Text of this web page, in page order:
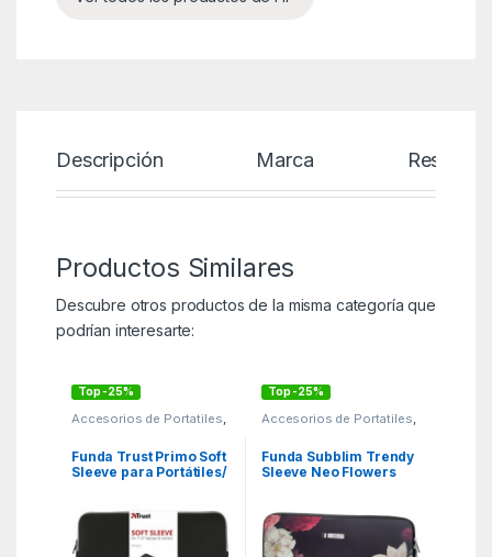
Descripción Marca Reseñas
Productos Similares
Descubre otros productos de la misma categoría que
podrían interesarte:
Top -25%
Accesorios de Portatiles
Funda Trust Primo Soft
Sleeve para Portátiles/
Top -25%
Accesorios de Portatiles
Funda Subblim Trendy
Sleeve Neo Flowers